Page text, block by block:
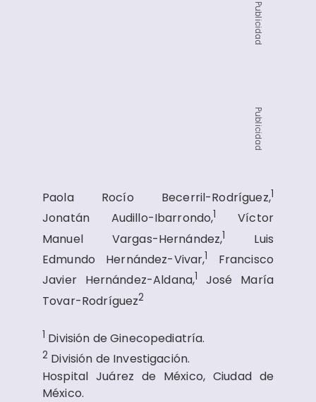
Publicidad
Publicidad
Paola Rocío Becerril-Rodríguez,1
Jonatán Audillo-Ibarrondo,1
Víctor
Manuel Vargas-Hernández,1
Luis
Edmundo Hernández-Vivar,1
Francisco
Javier Hernández-Aldana,1
José María
Tovar-Rodríguez2
1 División de Ginecopediatría.
2 División de Investigación.
Hospital Juárez de México, Ciudad de
México.